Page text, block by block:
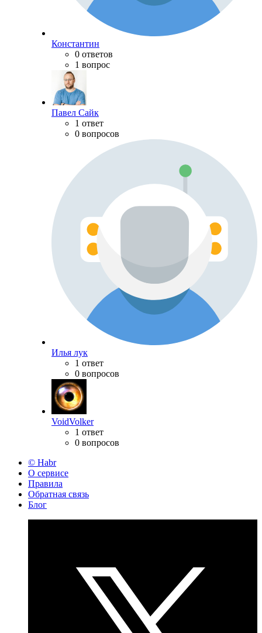
Константин
0 ответов
1 вопрос
Павел Сайк
1 ответ
0 вопросов
Илья лук
1 ответ
0 вопросов
VoidVolker
1 ответ
0 вопросов
© Habr
О сервисе
Правила
Обратная связь
Блог